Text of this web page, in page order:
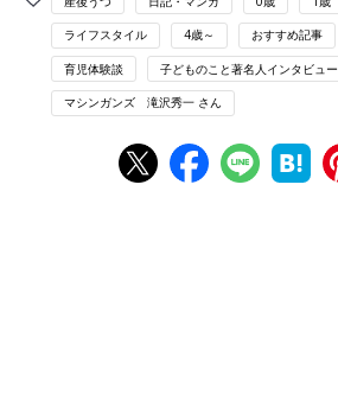
ライフスタイル 4歳～ おすすめ記事
育児体験談 子どものこと著名人インタビュー
マシンガンズ 滝沢秀一 さん